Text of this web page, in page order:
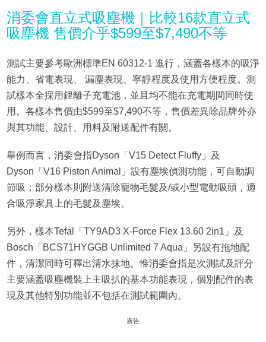
消委會直立式吸塵機｜比較16款直立式
吸塵機 售價介乎$599至$7,490不等
測試主要參考歐洲標準EN 60312-1 進行，涵蓋各樣本的吸淨
能力、省電表現、 漏塵表現、寧靜程度及使用方便程度。測
試樣本全採用鋰離子充電池，並且均不能在充電期間同時使
用。各樣本售價由$599至$7,490不等，售價差異除品牌外亦
與其功能、設計、用料及附送配件有關。
舉例而言，消委會指Dyson「V15 Detect Fluffy」及
Dyson「V16 Piston Animal」設有塵埃偵測功能，可自動調
節吸；部分樣本則附送清除寵物毛髮及/或小型電動吸頭，適
合吸淨家具上的毛髮及塵埃。
另外，樣本Tefal「TY9AD3 X-Force Flex 13.60 2in1」及
Bosch「BCS71HYGGB Unlimited 7 Aqua」另設有拖地配
件，清潔同時可釋出清水抹地。惟消委會指是次測試及評分
主要涵蓋吸塵機裝上主吸扒的基本功能表現，個別配件的表
現及其他特別功能並不包括在測試範圍內。
廣告